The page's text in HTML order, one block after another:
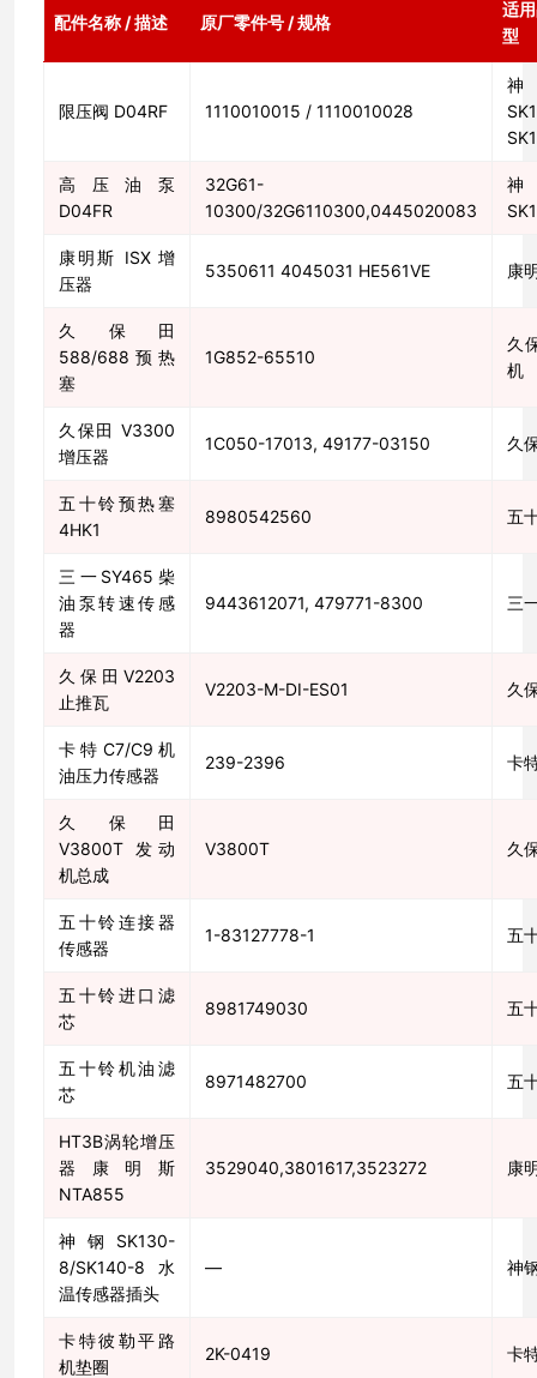
配件名称 / 描述 原厂零件号 / 规格
适
型
限压阀 D04RF 1110010015 / 1110010028
高压油泵
D04FR
32G61-
10300/32G6110300,0445020083
康明斯 ISX 增
压器
5350611 4045031 HE561VE 康
久保田
588/688预热
塞
1G852-65510
久
机
久保田 V3300
增压器
1C050-17013, 49177-03150 久
五十铃预热塞
4HK1
8980542560 五
三一SY465柴
油泵转速传感
器
9443612071, 479771-8300 三
久保田V2203
止推瓦
V2203-M-DI-ES01 久
卡特C7/C9机
油压力传感器
239-2396 卡
久保田
V3800T 发动
机总成
V3800T 久
五十铃连接器
传感器
1-83127778-1 五
五十铃进口滤
芯
8981749030 五
五十铃机油滤
芯
8971482700 五
HT3B涡轮增压
器康明斯
NTA855
3529040,3801617,3523272 康
神钢SK130-
8/SK140-8水
温传感器插头
— 神
卡特彼勒平路
机垫圈
2K-0419 卡